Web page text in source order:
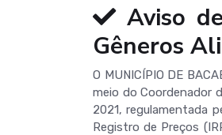
Aviso
Gêneros
O MUNICÍPIO DE
meio do Coordenador
2021, regulamentada
Registro de Preços